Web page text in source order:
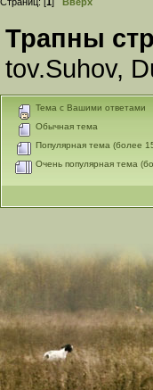
Трапны
tov.Suhov,
Тема с Вашими ответами
Обычная тема
Популярная тема (более
Очень популярная тема